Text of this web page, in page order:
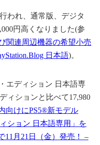
われ、通常版、デジタ
円高くなりました(参
関連周辺機器の希望小売
日本語)。
エディション 日本語専
ィションと比べて17,980
向けにPS5®新モデル
ション 日本語専用」を
11月21日（金）発売！ –